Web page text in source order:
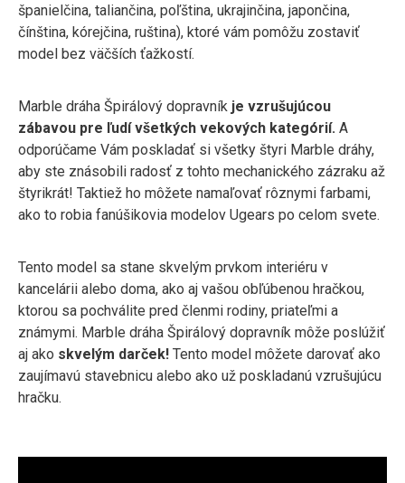
španielčina, taliančina, poľština, ukrajinčina, japončina,
čínština, kórejčina, ruština), ktoré vám pomôžu zostaviť
model bez väčších ťažkostí.
Marble dráha Špirálový dopravník je vzrušujúcou
zábavou pre ľudí všetkých vekových kategórií. A
odporúčame Vám poskladať si všetky štyri Marble dráhy,
aby ste znásobili radosť z tohto mechanického zázraku až
štyrikrát! Taktiež ho môžete namaľovať rôznymi farbami,
ako to robia fanúšikovia modelov Ugears po celom svete.
Tento model sa stane skvelým prvkom interiéru v
kancelárii alebo doma, ako aj vašou obľúbenou hračkou,
ktorou sa pochválite pred členmi rodiny, priateľmi a
známymi. Marble dráha Špirálový dopravník môže poslúžiť
aj ako skvelým darček! Tento model môžete darovať ako
zaujímavú stavebnicu alebo ako už poskladanú vzrušujúcu
hračku.